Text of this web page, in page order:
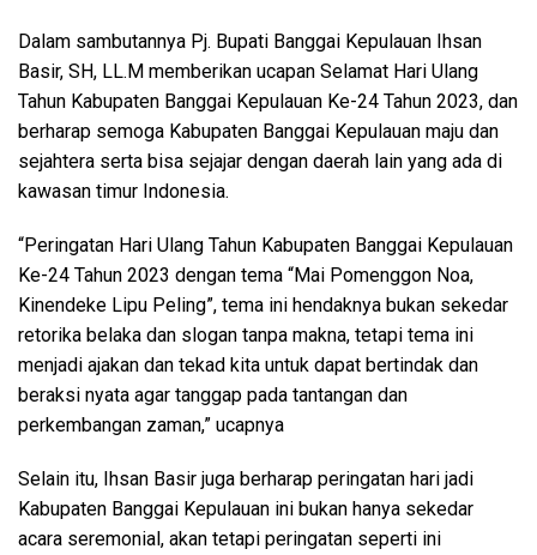
Dalam sambutannya Pj. Bupati Banggai Kepulauan Ihsan
Basir, SH, LL.M memberikan ucapan Selamat Hari Ulang
Tahun Kabupaten Banggai Kepulauan Ke-24 Tahun 2023, dan
berharap semoga Kabupaten Banggai Kepulauan maju dan
sejahtera serta bisa sejajar dengan daerah lain yang ada di
kawasan timur Indonesia.
“Peringatan Hari Ulang Tahun Kabupaten Banggai Kepulauan
Ke-24 Tahun 2023 dengan tema “Mai Pomenggon Noa,
Kinendeke Lipu Peling”, tema ini hendaknya bukan sekedar
retorika belaka dan slogan tanpa makna, tetapi tema ini
menjadi ajakan dan tekad kita untuk dapat bertindak dan
beraksi nyata agar tanggap pada tantangan dan
perkembangan zaman,” ucapnya
Selain itu, Ihsan Basir juga berharap peringatan hari jadi
Kabupaten Banggai Kepulauan ini bukan hanya sekedar
acara seremonial, akan tetapi peringatan seperti ini